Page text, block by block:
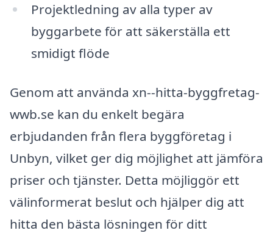
Projektledning av alla typer av
byggarbete för att säkerställa ett
smidigt flöde
Genom att använda xn--hitta-byggfretag-
wwb.se kan du enkelt begära
erbjudanden från flera byggföretag i
Unbyn, vilket ger dig möjlighet att jämföra
priser och tjänster. Detta möjliggör ett
välinformerat beslut och hjälper dig att
hitta den bästa lösningen för ditt